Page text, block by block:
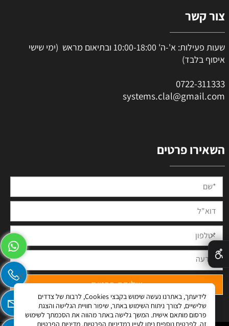
צור קשר
שעות פעילות: א'-ה' 10:00-18:00 ובתיאום מראש (ימי שישי
איסוף בלבד)
0722-311333
systems.clal@gmail.com
השאירו פרטים
✕
לידיעתך, באתרנו נעשה שימוש בקבצי Cookies, לרבות של צדדים
שלישיים, לצורך ניתוח השימוש באתר, שיפור חוויית הגלישה והצגת
פרסום מותאם אישית. המשך גלישה באתר מהווה את הסכמתך לשימוש
זה. לפרטים נוספים ניתן לעיין במדיניות הפרטיות. מדיניות הפרטיות